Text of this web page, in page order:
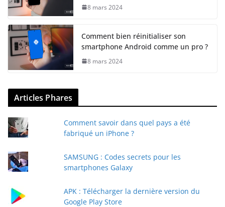
8 mars 2024
Comment bien réinitialiser son
smartphone Android comme un pro ?
8 mars 2024
Articles Phares
Comment savoir dans quel pays a été
fabriqué un iPhone ?
SAMSUNG : Codes secrets pour les
smartphones Galaxy
APK : Télécharger la dernière version du
Google Play Store